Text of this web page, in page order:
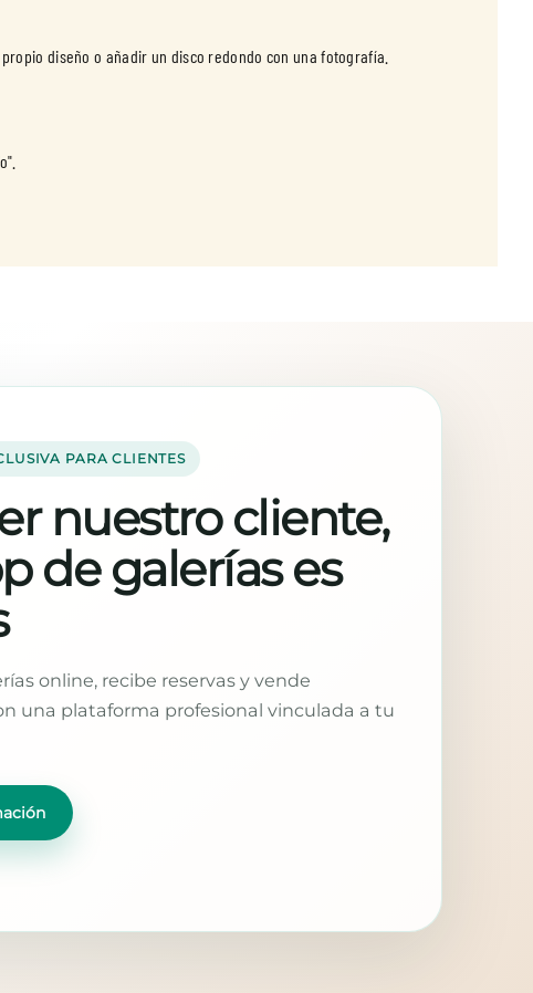
diseño o añadir un disco redondo con una fotografía.
PARA CLIENTES
nuestro cliente,
de galerías es
online, recibe reservas y vende
una plataforma profesional vinculada a tu